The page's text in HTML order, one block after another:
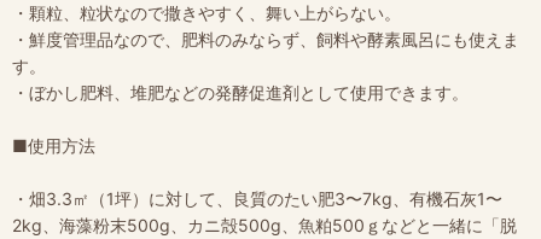
・顆粒、粒状なので撒きやすく、舞い上がらない。
・鮮度管理品なので、肥料のみならず、飼料や酵素風呂にも使えま
す。
・ぼかし肥料、堆肥などの発酵促進剤として使用できます。
■使用方法
・畑3.3㎡（1坪）に対して、良質のたい肥3〜7kg、有機石灰1〜
2kg、海藻粉末500g、カニ殻500g、魚粕500ｇなどと一緒に「脱